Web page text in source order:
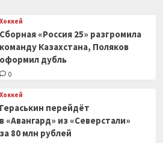
Хоккей
Сборная «Россия 25» разгромила
команду Казахстана, Поляков
оформил дубль
0
Хоккей
Гераськин перейдёт
в «Авангард» из «Северстали»
за 80 млн рублей